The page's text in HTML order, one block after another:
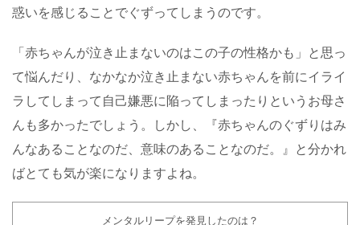
惑いを感じることでぐずってしまうのです。
「赤ちゃんが泣き止まないのはこの子の性格かも」と思っ
て悩んだり、なかなか泣き止まない赤ちゃんを前にイライ
ラしてしまって自己嫌悪に陥ってしまったりというお母さ
んも多かったでしょう。しかし、『赤ちゃんのぐずりはみ
んなあることなのだ、意味のあることなのだ。』と分かれ
ばとても気が楽になりますよね。
メンタルリープを発見したのは？